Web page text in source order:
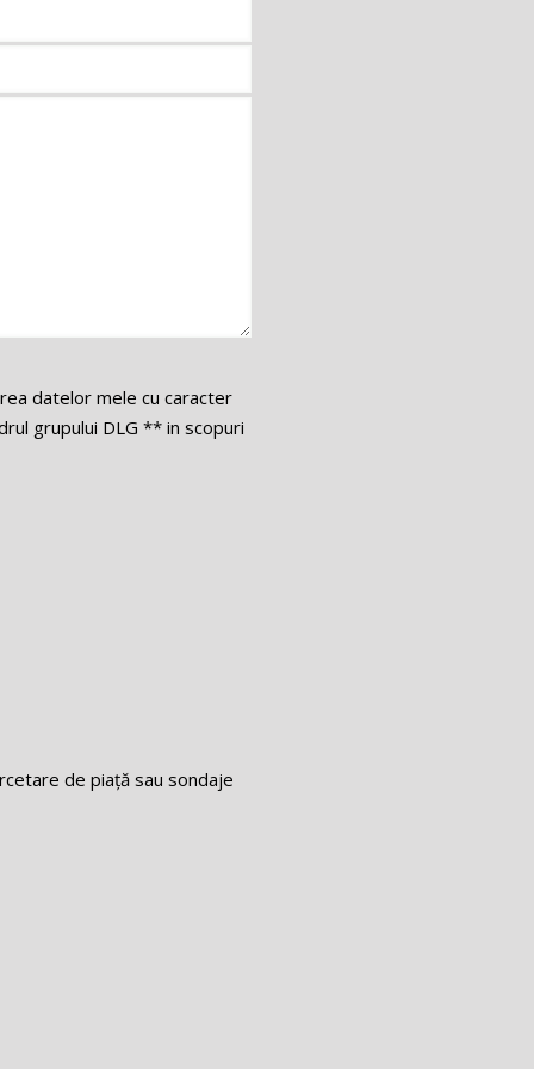
datelor mele cu caracter
grupului DLG ** in scopuri
de piață sau sondaje